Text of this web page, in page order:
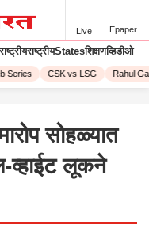
Live Epaper
राष्ट्रीयStatesशिक्षणव्हिडीओ
CSK vs LSG Rahul
सोहळ्यात
व्हाईट लूकने